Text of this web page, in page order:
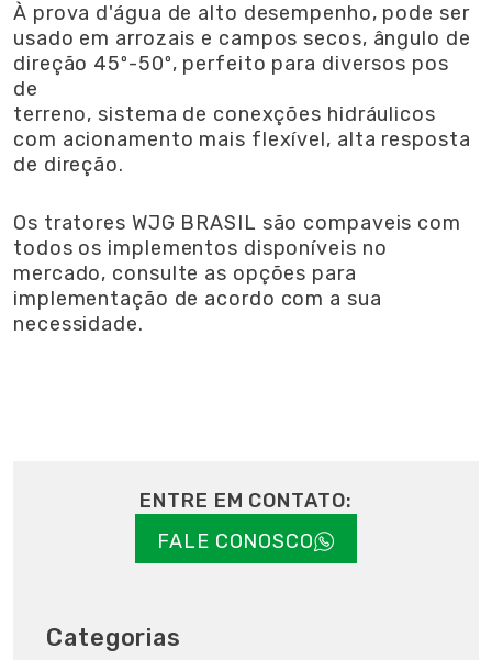
Categorias
À prova d'água de alto desempenho, pode ser
usado em arrozais e campos secos, ângulo de
direção 45º-50º, perfeito para diversos pos
de
terreno, sistema de conexções hidráulicos
com acionamento mais flexível, alta resposta
de direção.
Os tratores WJG BRASIL são compaveis com
todos os implementos disponíveis no
mercado, consulte as opções para
implementação de acordo com a sua
necessidade.
ENTRE EM CONTATO:
FALE CONOSCO